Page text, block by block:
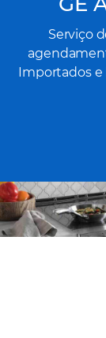
Serviço
Importados e